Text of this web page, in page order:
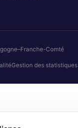
Comté
Gestion des statistiques